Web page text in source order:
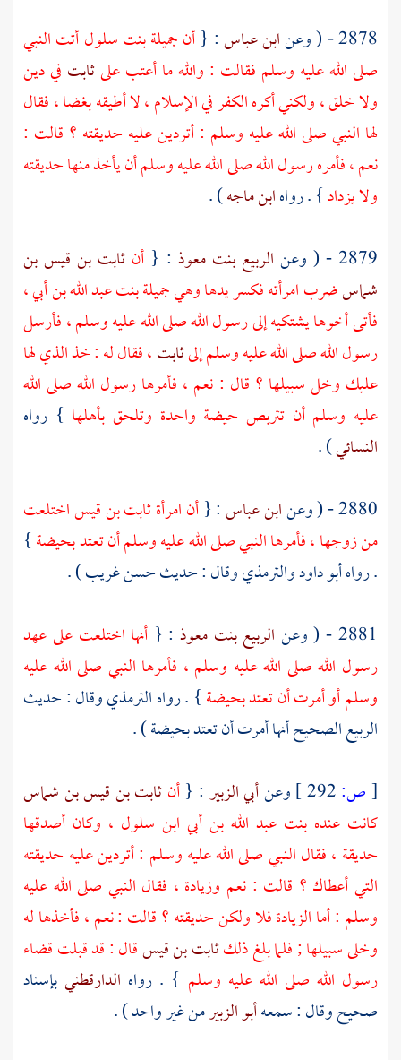
2878 - ( وعن
ابن عباس: {أنجميلة بنت سلولأتت النبي
صلى الله عليه وسلم فقالت : والله ما أعتب علىثابت في دين
ولا خلق ، ولكني أكره الكفر في الإسلام ، لا أطيقه بغضا ، فقال
لها النبي صلى الله عليه وسلم : أتردين عليه حديقته ؟ قالت :
نعم ، فأمره رسول الله صلى الله عليه وسلم أن يأخذ منها حديقته
ولا يزداد} . رواهابن ماجه) .
2879 - ( وعن
الربيع بنت معوذ : { أن ثابت بن قيس بن
شماسضرب امرأته فكسر يدها وهيجميلة بنت عبد الله بن أبي،
فأتى أخوها يشتكيه إلى رسول الله صلى الله عليه وسلم ، فأرسل
رسول الله صلى الله عليه وسلم إلىثابت، فقال له : خذ الذي لها
عليك وخل سبيلها ؟ قال : نعم ، فأمرها رسول الله صلى الله
عليه وسلم أن تتربص حيضة واحدة وتلحق بأهلها } رواه
النسائي) .
2880 - ( وعن
ابن عباس: {أنامرأة ثابت بن قيساختلعت
من زوجها ، فأمرها النبي صلى الله عليه وسلم أن تعتد بحيضة}
. رواهأبو داودوالترمذيوقال : حديث حسن غريب ) .
2881 - ( وعن
الربيع بنت معوذ : { أنها اختلعت على عهد
رسول الله صلى الله عليه وسلم ، فأمرها النبي صلى الله عليه
وسلم أو أمرت أن تعتد بحيضة} . رواهالترمذيوقال : حديث
الربيعالصحيح أنها أمرت أن تعتد بحيضة ) .
[ص: وعنأبي الزبير : {أنثابت بن قيس بن شماس
كانت عندهبنت عبد الله بن أبي ابن سلول ، وكان أصدقها
حديقة ، فقال النبي صلى الله عليه وسلم : أتردين عليه حديقته
التي أعطاك ؟ قالت : نعم وزيادة ، فقال النبي صلى الله عليه
وسلم : أما الزيادة فلا ولكن حديقته ؟ قالت : نعم ، فأخذها له
وخلى سبيلها ; فلما بلغ ذلكثابت بن قيسقال : قد قبلت قضاء
رسول الله صلى الله عليه وسلم } . رواه الدارقطني بإسناد
صحيح وقال : سمعهأبو الزبيرمن غير واحد ) .